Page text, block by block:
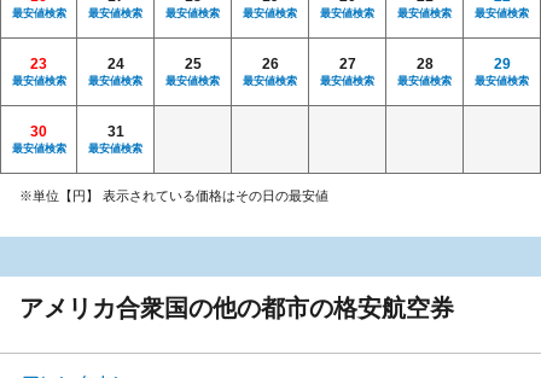
最安値検索 最安値検索 最安値検索 最安値検索 最安値検索 最安値検索 最安値検索
23
最安値検索
24
最安値検索
25
最安値検索
26
最安値検索
27
最安値検索
28
最安値検索
29
最安値検索
30
最安値検索
31
最安値検索
※単位【円】 表示されている価格はその日の最安値
アメリカ合衆国の他の都市の格安航空券